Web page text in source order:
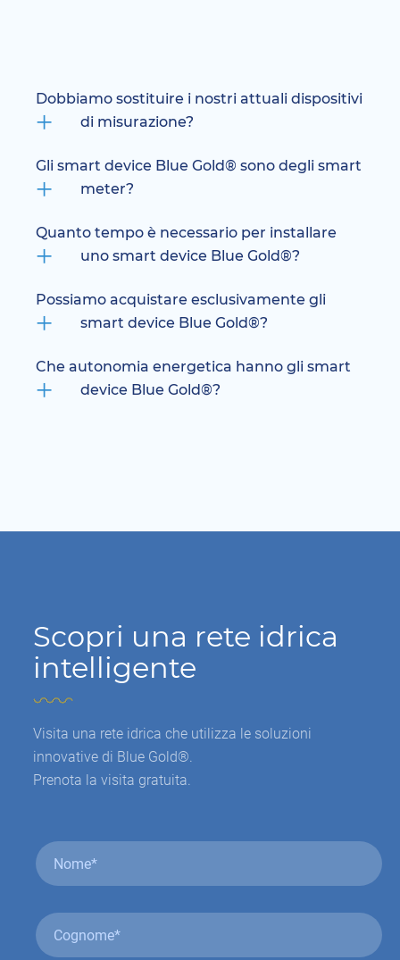
Dobbiamo sostituire i nostri attuali dispositivi
di misurazione?
Gli smart device Blue Gold® sono degli smart
meter?
Quanto tempo è necessario per installare
uno smart device Blue Gold®?
Possiamo acquistare esclusivamente gli
smart device Blue Gold®?
Che autonomia energetica hanno gli smart
device Blue Gold®?
Scopri una rete idrica
intelligente
Visita una rete idrica che utilizza le soluzioni
innovative di Blue Gold®.
Prenota la visita gratuita.